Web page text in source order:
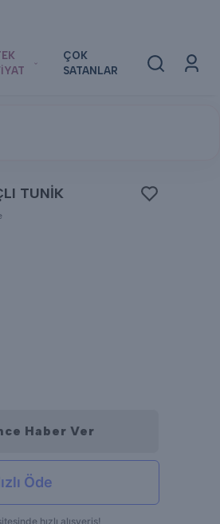
ÇOK
SATANLAR
TUNİK
Haber Ver